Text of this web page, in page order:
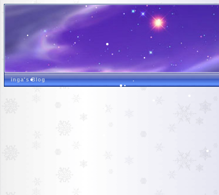
inga's Blog